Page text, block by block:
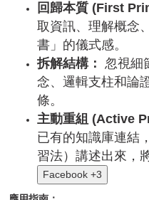
新生專區
升學專區
獎助學金申請
課程計畫
防疫期間輔導專區
回歸本質 (First
取資訊、理解概念
書」的儀式感。
拆解結構： 忽視細
念、邏輯支柱和論
條。
主動重組 (Active
已有的知識庫連結
習法）講述出來，
Facebook +3